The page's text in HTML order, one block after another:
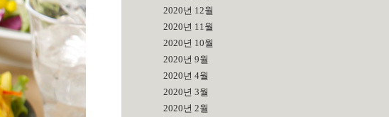
2020년 12월
2020년 11월
2020년 10월
2020년 9월
2020년 4월
2020년 3월
2020년 2월